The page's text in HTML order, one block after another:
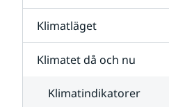
Klimatläget
Klimatet då och nu
Klimatindikatorer